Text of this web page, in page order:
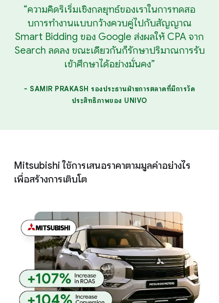
“ความคิดริเริ่มเชิงกลยุทธ์ของเราในการทดสอ
บการทํางานแบบกว้างควบคู่ไปกับสัญญาณ
Smart Bidding ของ Google ส่งผลให้ CPA จาก
Search ลดลง ขณะเดียวกันก็รักษาปริมาณการรับ
เข้าศึกษาได้อย่างมั่นคง”
- SAMIR PRAKASH รองประธานฝ่ายการตลาดที่มีการวัด
ประสิทธิภาพของ UNIVO
Mitsubishi ใช้การเสนอราคาตามมูลค่าอย่างไร
เพื่อสร้างการเติบโต